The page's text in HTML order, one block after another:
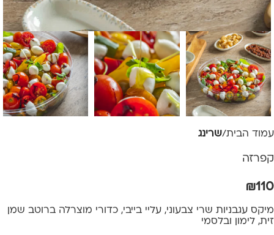
עמוד הבית שרינג
קפרזה
₪110
מיקס עגבניות שרי צבעוני, עליי בייבי, כדורי מוצרלה ברוטב שמן
זית, לימון ובלסמי